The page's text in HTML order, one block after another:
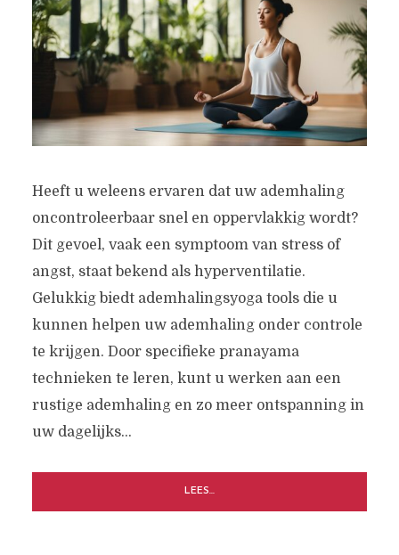
Heeft u weleens ervaren dat uw ademhaling
oncontroleerbaar snel en oppervlakkig wordt?
Dit gevoel, vaak een symptoom van stress of
angst, staat bekend als hyperventilatie.
Gelukkig biedt ademhalingsyoga tools die u
kunnen helpen uw ademhaling onder controle
te krijgen. Door specifieke pranayama
technieken te leren, kunt u werken aan een
rustige ademhaling en zo meer ontspanning in
uw dagelijks...
LEES...